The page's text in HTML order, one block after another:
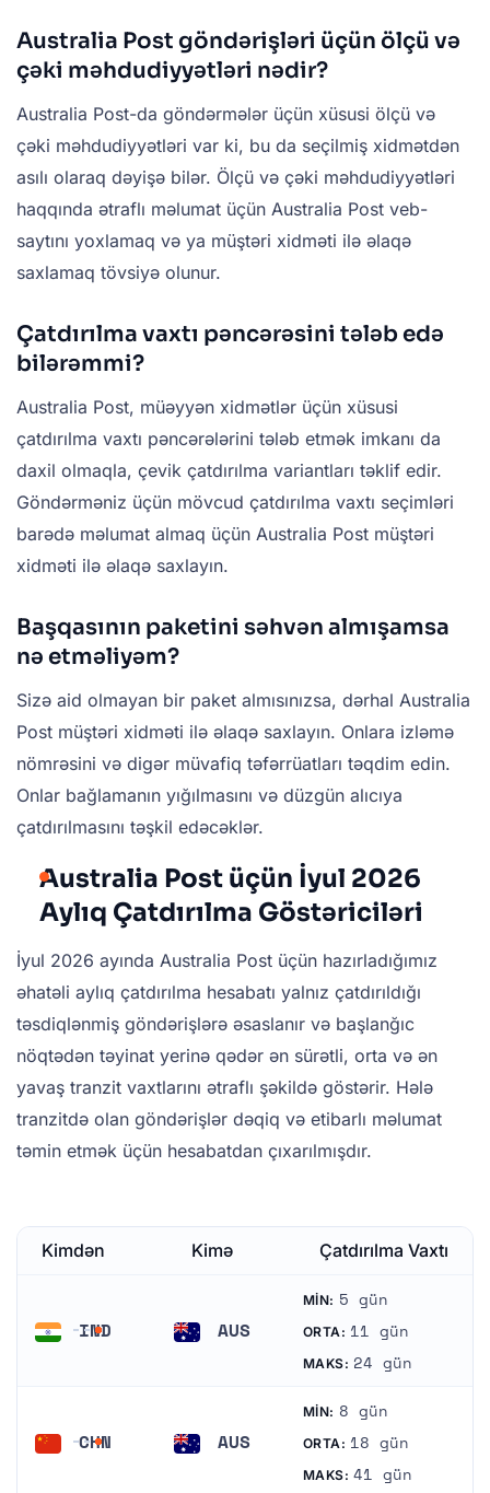
Australia Post göndərişləri üçün ölçü və
çəki məhdudiyyətləri nədir?
Australia Post-da göndərmələr üçün xüsusi ölçü və
çəki məhdudiyyətləri var ki, bu da seçilmiş xidmətdən
asılı olaraq dəyişə bilər. Ölçü və çəki məhdudiyyətləri
haqqında ətraflı məlumat üçün Australia Post veb-
saytını yoxlamaq və ya müştəri xidməti ilə əlaqə
saxlamaq tövsiyə olunur.
Çatdırılma vaxtı pəncərəsini tələb edə
bilərəmmi?
Australia Post, müəyyən xidmətlər üçün xüsusi
çatdırılma vaxtı pəncərələrini tələb etmək imkanı da
daxil olmaqla, çevik çatdırılma variantları təklif edir.
Göndərməniz üçün mövcud çatdırılma vaxtı seçimləri
barədə məlumat almaq üçün Australia Post müştəri
xidməti ilə əlaqə saxlayın.
Başqasının paketini səhvən almışamsa
nə etməliyəm?
Sizə aid olmayan bir paket almısınızsa, dərhal Australia
Post müştəri xidməti ilə əlaqə saxlayın. Onlara izləmə
nömrəsini və digər müvafiq təfərrüatları təqdim edin.
Onlar bağlamanın yığılmasını və düzgün alıcıya
çatdırılmasını təşkil edəcəklər.
Australia Post üçün İyul 2026
Aylıq Çatdırılma Göstəriciləri
İyul 2026 ayında Australia Post üçün hazırladığımız
əhatəli aylıq çatdırılma hesabatı yalnız çatdırıldığı
təsdiqlənmiş göndərişlərə əsaslanır və başlanğıc
nöqtədən təyinat yerinə qədər ən sürətli, orta və ən
yavaş tranzit vaxtlarını ətraflı şəkildə göstərir. Hələ
tranzitdə olan göndərişlər dəqiq və etibarlı məlumat
təmin etmək üçün hesabatdan çıxarılmışdır.
Kimdən Kimə Çatdırılma Vaxtı
IND AUS
MIN: 5 gün
ORTA: 11 gün
MAKS: 24 gün
CHN AUS
MIN: 8 gün
ORTA: 18 gün
MAKS: 41 gün